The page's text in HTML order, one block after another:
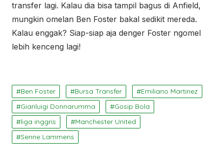
transfer lagi. Kalau dia bisa tampil bagus di Anfield,
mungkin omelan Ben Foster bakal sedikit mereda.
Kalau enggak? Siap-siap aja denger Foster ngomel
lebih kenceng lagi!
Ben Foster Bursa Transfer
Emiliano Martinez
Gianluigi Donnarumma
Gosip Bola
liga inggris
Manchester United
Senne Lammens